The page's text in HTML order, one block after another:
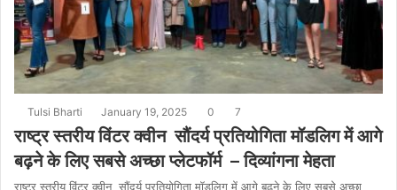
Tulsi Bharti January 19, 2025 0 7
राष्ट्र स्तरीय विंटर क्वीन सौंदर्य प्रतियोगिता मॉडलिग में आगे
बढ़ने के लिए सबसे अच्छा प्लेटफॉर्म – दिव्यांगना मेहता
राष्ट्र स्तरीय विंटर क्वीन सौंदर्य प्रतियोगिता मॉडलिग में आगे बढ़ने के लिए सबसे अच्छा